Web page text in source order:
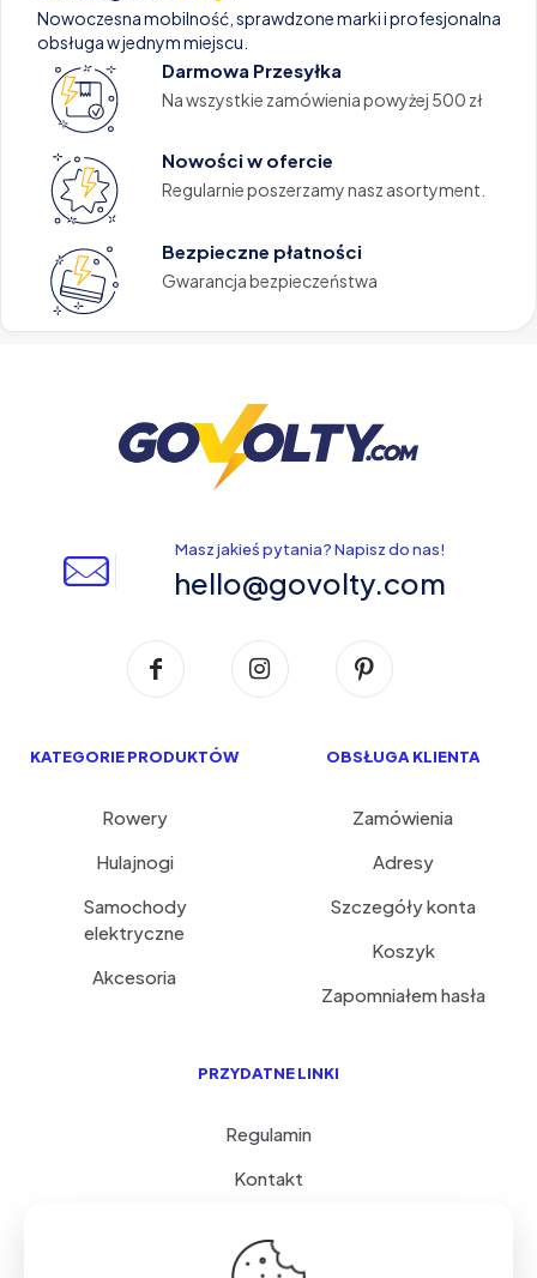
Nowoczesna mobilność, sprawdzone marki i profesjonalna
obsługa w jednym miejscu.
Darmowa Przesyłka
Na wszystkie zamówienia powyżej 500 zł
Nowości w ofercie
Regularnie poszerzamy nasz asortyment.
Bezpieczne płatności
Gwarancja bezpieczeństwa
Masz jakieś pytania? Napisz do nas!
hello@govolty.com
KATEGORIE PRODUKTÓW
Rowery
Hulajnogi
Samochody
elektryczne
Akcesoria
OBSŁUGA KLIENTA
Zamówienia
Adresy
Szczegóły konta
Koszyk
Zapomniałem hasła
PRZYDATNE LINKI
Regulamin
Kontakt
FAQ